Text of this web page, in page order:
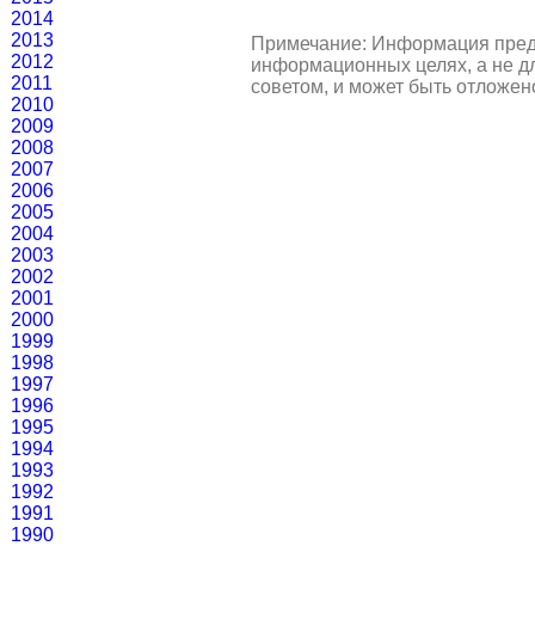
2014
2013
2012
2011
2010
2009
2008
2007
2006
2005
2004
2003
2002
2001
2000
1999
1998
1997
1996
1995
1994
1993
1992
1991
1990
Примечание: Информация
информационных целях, а не
советом, и может быть